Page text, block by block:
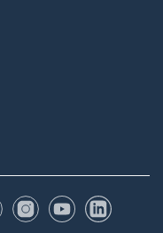
FacebookInstagram
YouTube